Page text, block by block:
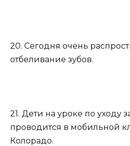
20. Сегодня очень
отбеливание зубов.
21. Дети на уроке по уходу
проводится в мобильной
Колорадо.